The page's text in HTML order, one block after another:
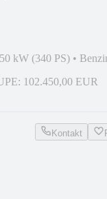
kW (340 PS) •
102.450,00 EUR
Kontakt